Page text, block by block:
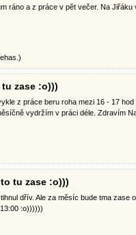
ráno a z práce v pět večer. Na
zase :o)))
z práce beru roha mezi 16 - 17
vydržím v práci déle. Zdravím
tu zase :o)))
dřív. Ale za měsíc bude tma zase
:o))))))